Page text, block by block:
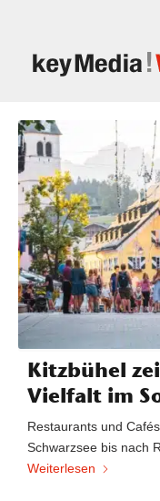
Kitzbühel
Vielfalt im
Restaurants und
Schwarzsee bis nach
Weiterlesen